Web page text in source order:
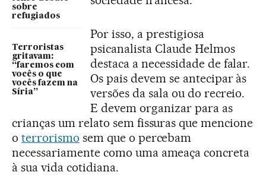
sobre
refugiados
Terroristas
gritavam:
“faremos com
vocês o que
vocês fazem na
Síria”
Por isso, a prestigiosa
psicanalista Claude Helmos
destaca a necessidade de falar.
Os pais devem se antecipar às
versões da sala ou do recreio.
E devem organizar para as
crianças um relato sem fissuras que mencione
o terrorismo sem que o percebam
necessariamente como uma ameaça concreta
à sua vida cotidiana.